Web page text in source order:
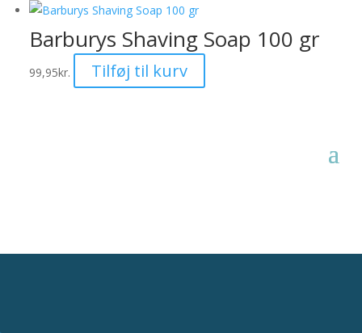
Barburys Shaving Soap 100 gr
99,95kr. Tilføj til kurv